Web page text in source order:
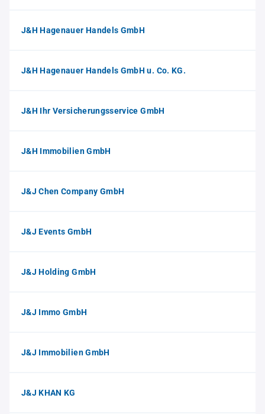
J&H Hagenauer Handels GmbH
J&H Hagenauer Handels GmbH u. Co. KG.
J&H Ihr Versicherungsservice GmbH
J&H Immobilien GmbH
J&J Chen Company GmbH
J&J Events GmbH
J&J Holding GmbH
J&J Immo GmbH
J&J Immobilien GmbH
J&J KHAN KG